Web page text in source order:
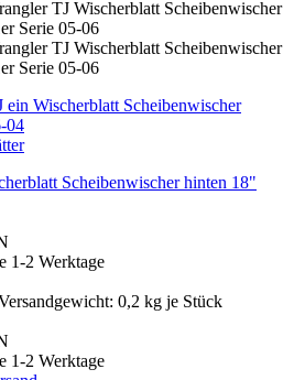
Scheibenwischer hinten 18"
1-2 Werktage
0,2 kg je Stück
1-2 Werktage